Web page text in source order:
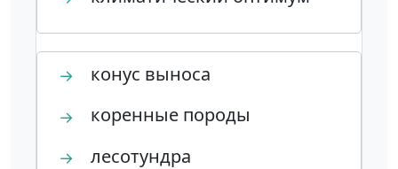
→ конус выноса
→ коренные породы
→ лесотундра